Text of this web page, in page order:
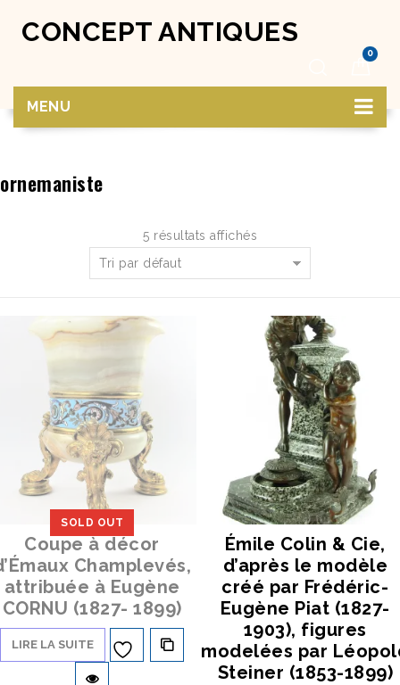
CONCEPT ANTIQUES
0
MENU
ornemaniste
5 résultats affichés
Tri par défaut
SOLD OUT
Coupe à décor
Champlevés,
attribuée à Eugène
CORNU (1827- 1899)
LIRE LA SUITE
Émile Colin & Cie,
d’après le modèle
créé par Frédéric-
Eugène Piat (1827-
1903), figures
modelées par
Steiner (1853-1899)